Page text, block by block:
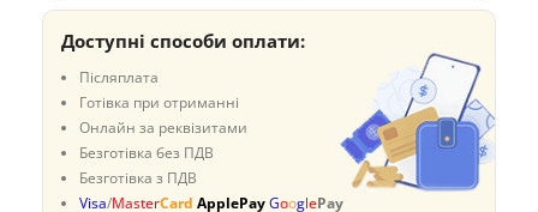
Доступні способи оплати:
Післяплата
Готівка при отриманні
Онлайн за реквізитами
Безготівка без ПДВ
Безготівка з ПДВ
Visa/MasterCard ApplePayGooglePay